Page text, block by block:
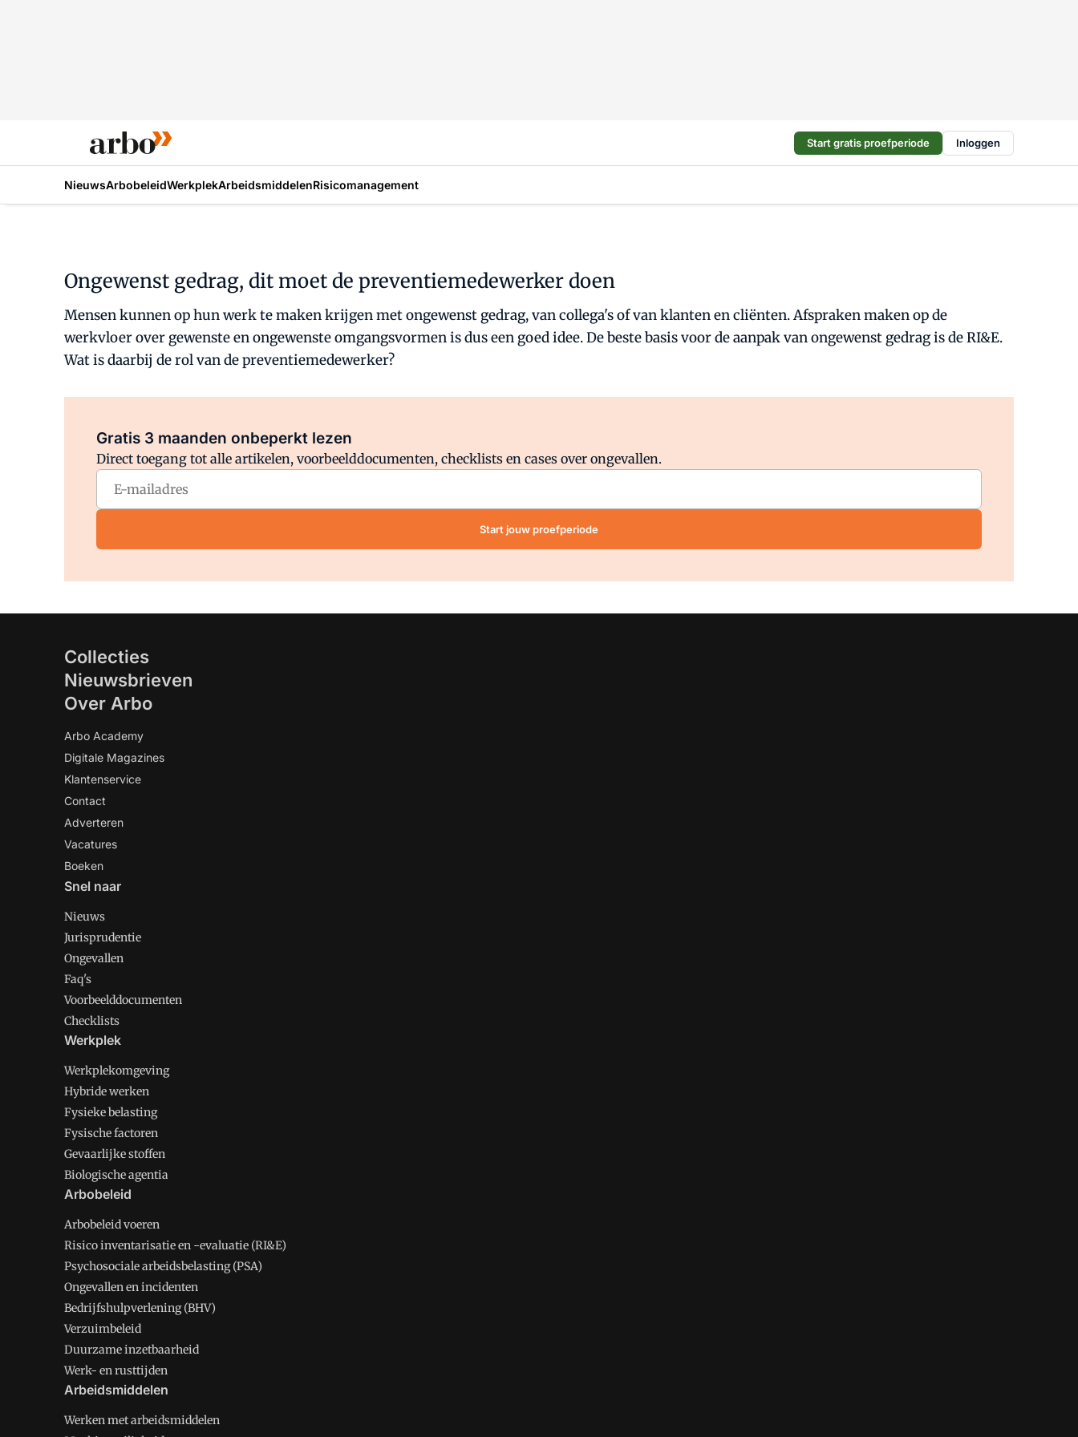
Start gratis proefperiode Inloggen
NieuwsArbobeleidWerkplekArbeidsmiddelenRisicomanagement
Ongewenst gedrag, dit moet de preventiemedewerker doen
Mensen kunnen op hun werk te maken krijgen met ongewenst gedrag, van collega's of van klanten en cliënten. Afspraken maken op de
werkvloer over gewenste en ongewenste omgangsvormen is dus een goed idee. De beste basis voor de aanpak van ongewenst gedrag is de RI&E.
Wat is daarbij de rol van de preventiemedewerker?
Gratis 3 maanden onbeperkt lezen
Direct toegang tot alle artikelen, voorbeelddocumenten, checklists en cases over ongevallen.
Start jouw proefperiode
Collecties
Nieuwsbrieven
Over Arbo
Arbo Academy
Digitale Magazines
Klantenservice
Contact
Adverteren
Vacatures
Boeken
Snel naar
Nieuws
Jurisprudentie
Ongevallen
Faq's
Voorbeelddocumenten
Checklists
Werkplek
Werkplekomgeving
Hybride werken
Fysieke belasting
Fysische factoren
Gevaarlijke stoffen
Biologische agentia
Arbobeleid
Arbobeleid voeren
Risico inventarisatie en -evaluatie (RI&E)
Psychosociale arbeidsbelasting (PSA)
Ongevallen en incidenten
Bedrijfshulpverlening (BHV)
Verzuimbeleid
Duurzame inzetbaarheid
Werk- en rusttijden
Arbeidsmiddelen
Werken met arbeidsmiddelen